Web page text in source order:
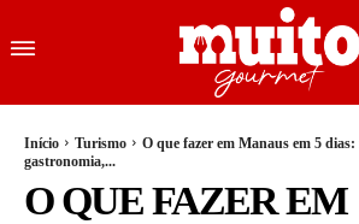
Início Turismo
O que fazer em Manaus em 5
gastronomia,...
O QUE FAZER EM